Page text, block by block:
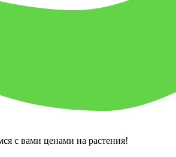
с вами ценами на растения!